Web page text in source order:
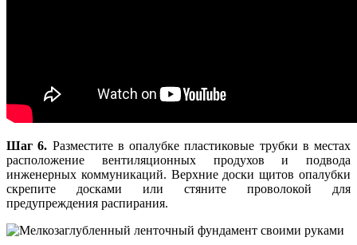
Шаг 6. Разместите в опалубке пластиковые трубки в местах
расположение вентиляционных продухов и подвода
инженерных коммуникаций. Верхние доски щитов опалубки
скрепите досками или стяните проволокой для
предупреждения распирания.